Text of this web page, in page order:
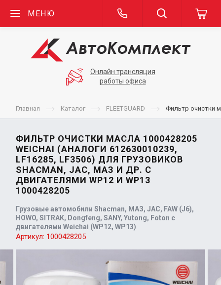
МЕНЮ
Онлайн трансляция
работы офиса
Главная Каталог FLEETGUARD Фильтр очистки
ФИЛЬТР ОЧИСТКИ МАСЛА 1000428205
WEICHAI (АНАЛОГИ 612630010239,
LF16285, LF3506) ДЛЯ ГРУЗОВИКОВ
SHACMAN, JAC, МАЗ И ДР. С
ДВИГАТЕЛЯМИ WP12 И WP13
1000428205
Грузовые автомобили Shacman, МАЗ, JAC, FAW (J6),
HOWO, SITRAK, Dongfeng, SANY, Yutong, Foton с
двигателями Weichai (WP12, WP13)
Артикул: 1000428205